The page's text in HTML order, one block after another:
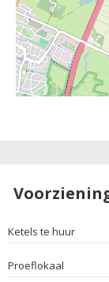
Ketels te huur
Proeflokaal